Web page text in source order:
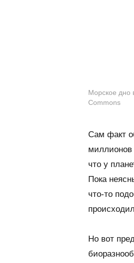
Морское дно
Commons
Сам факт
миллионов
что у
Пока
что-то
Но вот